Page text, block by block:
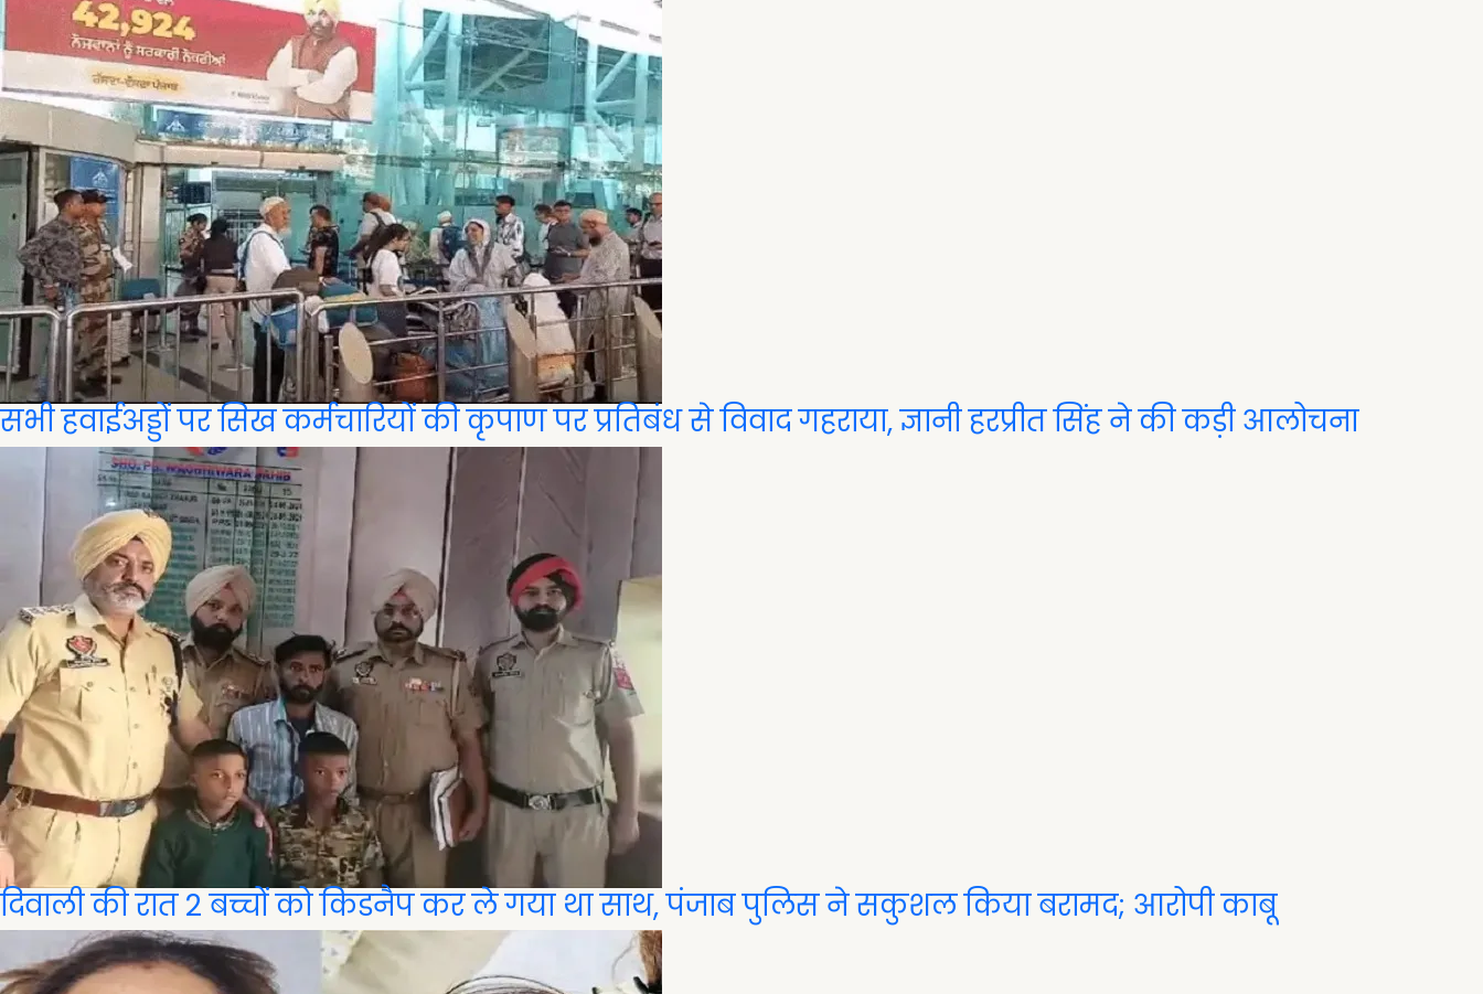
सभी हवाईअड्डों पर सिख कर्मचारियों की कृपाण पर प्रतिबंध से विवाद गहराया, ज्ञानी हरप्रीत सिंह ने की कड़ी आलोचना
दिवाली की रात 2 बच्चों को किडनैप कर ले गया था साथ, पंजाब पुलिस ने सकुशल किया बरामद; आरोपी काबू